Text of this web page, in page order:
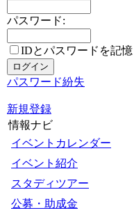
パスワード:
IDとパスワードを記憶
パスワード紛失
新規登録
情報ナビ
イベントカレンダー
イベント紹介
スタディツアー
公募・助成金